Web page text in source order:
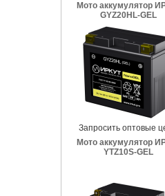
Мото аккумулятор
GYZ20HL-GEL
Запросить оптовые
Мото аккумулятор
YTZ10S-GEL